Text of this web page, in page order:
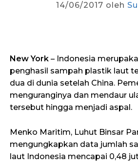
14/06/2017 oleh
New York – Indonesia
penghasil sampah plastik laut
dua di dunia setelah China.
menguranginya dan mendaur
tersebut hingga menjadi aspal.
Menko Maritim, Luhut Binsar
mengungkapkan data jumlah
laut Indonesia mencapai 0,48